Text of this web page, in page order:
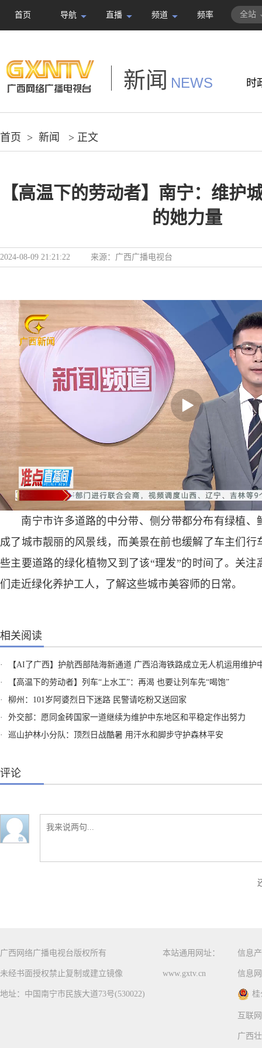
首页 导航 直播 频道 频率 全站
新闻 NEWS 时
首页 > 新闻 > 正文
【高温下的劳动者】南宁：维护
的她力量
2024-08-09 21:21:22 来源： 广西广播电视台
南宁市许多道路的中分带、侧分带都分布有绿植、
成了城市靓丽的风景线，而美景在前也缓解了车主们行
些主要道路的绿化植物又到了该“理发”的时间了。关注
们走近绿化养护工人，了解这些城市美容师的日常。
相关阅读
·
【AI了广西】护航西部陆海新通道 广西沿海铁路成立无人机运用维护
·
【高温下的劳动者】列车“上水工”：再渴 也要让列车先“喝饱”
·
柳州：101岁阿婆烈日下迷路 民警请吃粉又送回家
·
外交部：愿同金砖国家一道继续为维护中东地区和平稳定作出努力
·
巡山护林小分队：顶烈日战酷暑 用汗水和脚步守护森林平安
评论
广西网络广播电视台版权所有
未经书面授权禁止复制或建立镜像
地址：中国南宁市民族大道73号(530022)
本站通用网址：
www.gxtv.cn
信息
信息
桂
互联
广西